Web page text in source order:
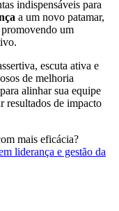
indispensáveis para
a um novo patamar,
promovendo um
escuta ativa e
de melhoria
alinhar sua equipe
resultados de impacto
mais eficácia?
liderança e gestão da